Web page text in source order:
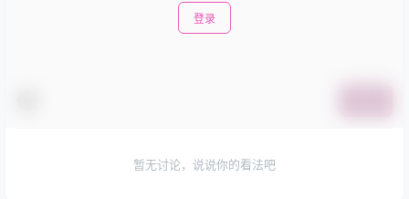
登录
暂无讨论，说说你的看法吧